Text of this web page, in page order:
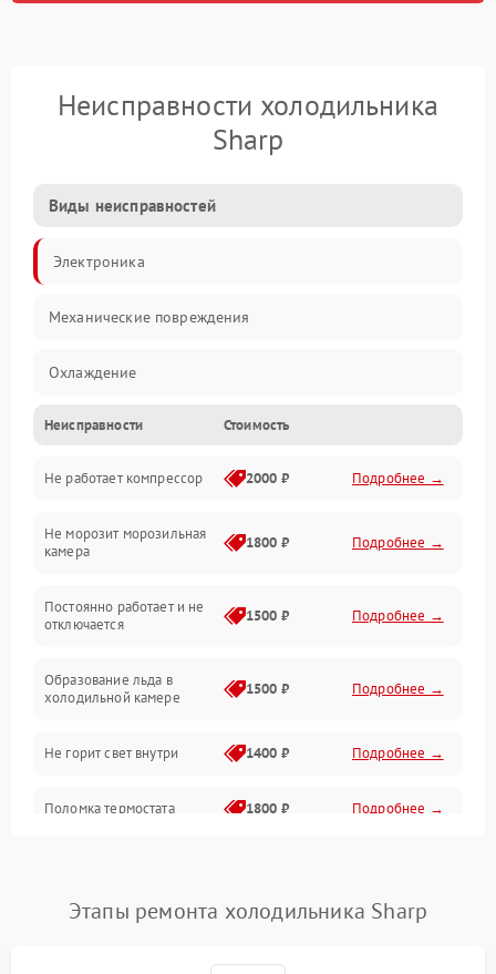
Неисправности холодильника
Sharp
Виды неисправностей
Электроника
Механические повреждения
Охлаждение
Механика
Электропитание
Дренаж
Неисправности Стоимость
Не работает компрессор 2000 ₽ Подробнее →
Не морозит морозильная
камера
1800 ₽ Подробнее →
Постоянно работает и не
отключается
1500 ₽ Подробнее →
Образование льда в
холодильной камере
1500 ₽ Подробнее →
Не горит свет внутри 1400 ₽ Подробнее →
Поломка термостата 1800 ₽ Подробнее →
Поломка системы No Frost 2600 ₽ Подробнее →
Этапы ремонта холодильника Sharp